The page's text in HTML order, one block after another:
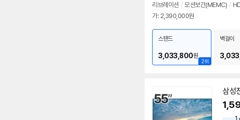
리브레이션 / 모션보간(MEMC) /
가: 2,390,000원
2위
스탠드
3,033,800원
벽걸이
삼성